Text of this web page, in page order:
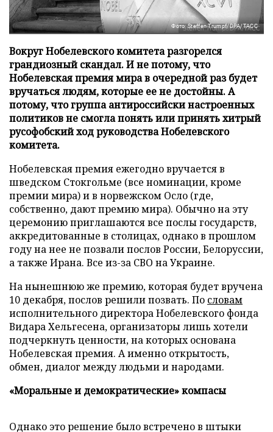
Фото: Steffen Trumpf/DPA/ТАСС
Вокруг Нобелевского комитета разгорелся
грандиозный скандал. И не потому, что
Нобелевская премия мира в очередной раз будет
вручаться людям, которые ее не достойны. А
потому, что группа антироссийски настроенных
политиков не смогла понять или принять хитрый
русофобский ход руководства Нобелевского
комитета.
Нобелевская премия ежегодно вручается в
шведском Стокгольме (все номинации, кроме
премии мира) и в норвежском Осло (где,
собственно, дают премию мира). Обычно на эту
церемонию приглашаются все послы государств,
аккредитованные в столицах, однако в прошлом
году на нее не позвали послов России, Белоруссии,
а также Ирана. Все из-за СВО на Украине.
На нынешнюю же премию, которая будет вручена
10 декабря, послов решили позвать. По словам
исполнительного директора Нобелевского фонда
Видара Хельгесена, организаторы лишь хотели
подчеркнуть ценности, на которых основана
Нобелевская премия. А именно открытость,
обмен, диалог между людьми и народами.
«Моральные и демократические» компасы
Однако это решение было встречено в штыки